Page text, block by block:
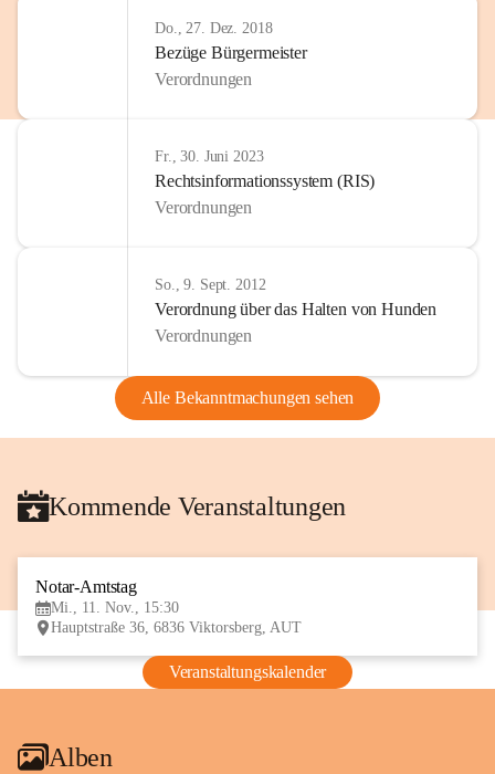
Do., 27. Dez. 2018
Bezüge Bürgermeister
Verordnungen
Fr., 30. Juni 2023
Rechtsinformationssystem (RIS)
Verordnungen
So., 9. Sept. 2012
Verordnung über das Halten von Hunden
Verordnungen
Alle Bekanntmachungen sehen
Kommende Veranstaltungen
Notar-Amtstag
Mi., 11. Nov., 15:30
Hauptstraße 36, 6836 Viktorsberg, AUT
Veranstaltungskalender
Alben